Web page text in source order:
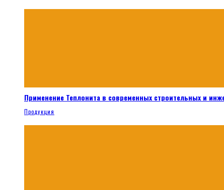
Применение Теплонита в современных строительных и
Продукция